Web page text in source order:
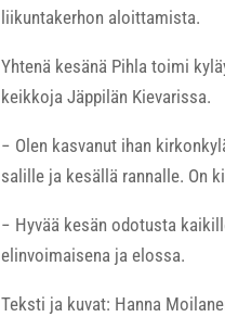
liikuntakerhon aloittamista.
Yhtenä kesänä Pihla toimi
keikkoja Jäppilän Kievarissa.
− Olen kasvanut ihan
salille ja kesällä rannalle. On
− Hyvää kesän odotusta
elinvoimaisena ja elossa.
Teksti ja kuvat: Hanna